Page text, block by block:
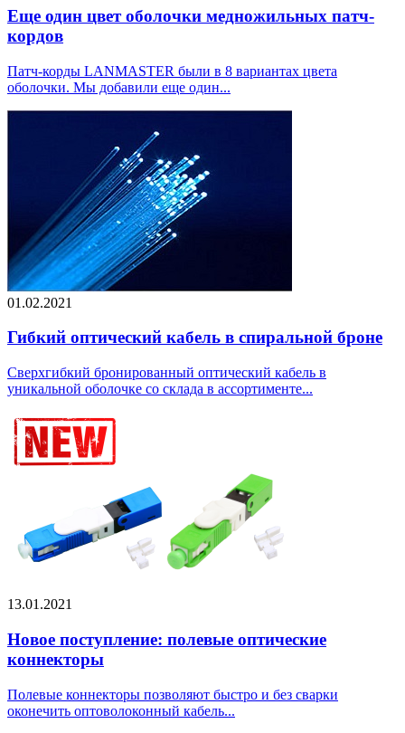
Еще один цвет оболочки медножильных патч-
кордов
Патч-корды LANMASTER были в 8 вариантах цвета
оболочки. Мы добавили еще один...
01.02.2021
Гибкий оптический кабель в спиральной броне
Сверхгибкий бронированный оптический кабель в
уникальной оболочке со склада в ассортименте...
13.01.2021
Новое поступление: полевые оптические
коннекторы
Полевые коннекторы позволяют быстро и без сварки
оконечить оптоволоконный кабель...